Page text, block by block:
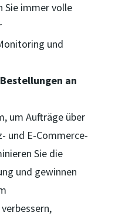
Sie immer volle
und
an
um Aufträge über
und E-Commerce-
Sie die
und gewinnen